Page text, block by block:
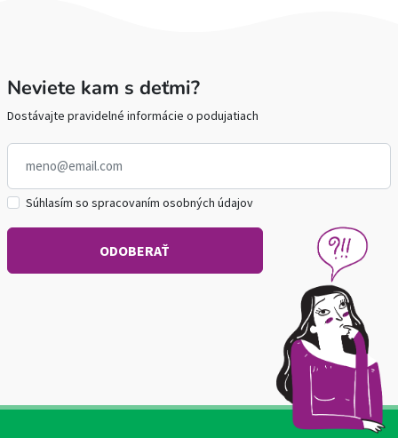
Neviete kam s deťmi?
Dostávajte pravidelné informácie o podujatiach
Súhlasím so spracovaním osobných údajov